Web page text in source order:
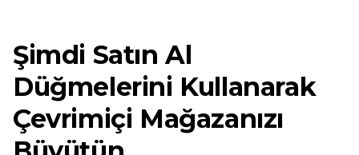
Şimdi Satın Al
Düğmelerini Kullanarak
Çevrimiçi Mağazanızı